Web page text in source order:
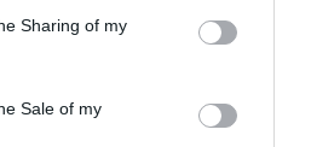
behaviour. You may click to
and its third-party tags to
purposes in below Google
Sharing of my
Sale of my